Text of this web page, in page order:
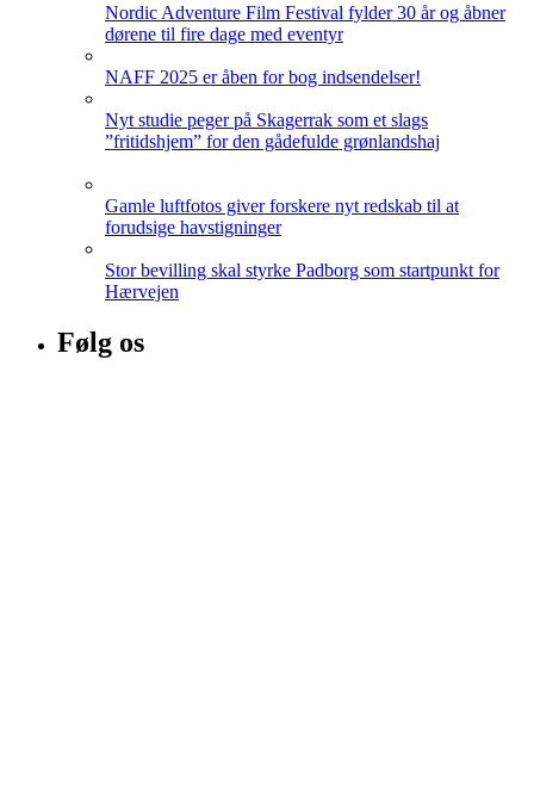
Nordic Adventure Film Festival fylder 30 år og åbner
dørene til fire dage med eventyr
NAFF 2025 er åben for bog indsendelser!
Nyt studie peger på Skagerrak som et slags
”fritidshjem” for den gådefulde grønlandshaj
Gamle luftfotos giver forskere nyt redskab til at
forudsige havstigninger
Stor bevilling skal styrke Padborg som startpunkt for
Hærvejen
Følg os